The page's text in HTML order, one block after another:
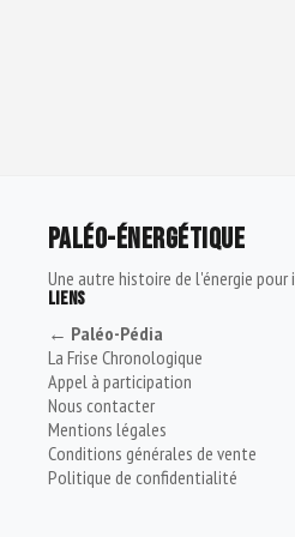
PALÉO-ÉNERGÉTIQUE
Une autre histoire de l'énergie pour
LIENS
← Paléo-Pédia
La Frise Chronologique
Appel à participation
Nous contacter
Mentions légales
Conditions générales de vente
Politique de confidentialité